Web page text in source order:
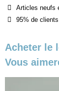
Articles neufs
95% de
Acheter le
Vous